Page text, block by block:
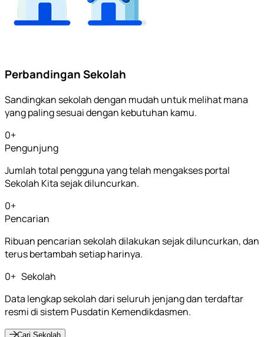
Perbandingan Sekolah
Sandingkan sekolah dengan mudah untuk melihat mana
yang paling sesuai dengan kebutuhan kamu.
0+
Pengunjung
Jumlah total pengguna yang telah mengakses portal
Sekolah Kita sejak diluncurkan.
0+
Pencarian
Ribuan pencarian sekolah dilakukan sejak diluncurkan, dan
terus bertambah setiap harinya.
0+ Sekolah
Data lengkap sekolah dari seluruh jenjang dan terdaftar
resmi di sistem Pusdatin Kemendikdasmen.
Cari Sekolah